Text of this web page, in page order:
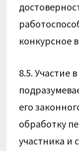
конкурсное
8.5. Участие
его
обработку
участника и